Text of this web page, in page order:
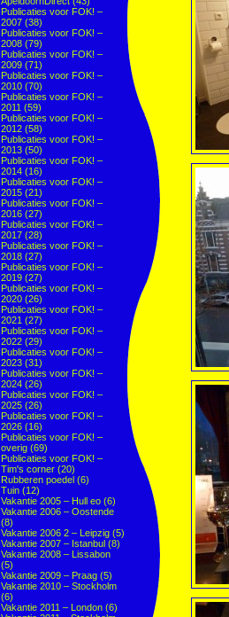
Publicaties voor FOK! –
2007 (38)
Publicaties voor FOK! –
2008 (79)
Publicaties voor FOK! –
2009 (71)
Publicaties voor FOK! –
2010 (70)
Publicaties voor FOK! –
2011 (59)
Publicaties voor FOK! –
2012 (58)
Publicaties voor FOK! –
2013 (50)
Publicaties voor FOK! –
2014 (16)
Publicaties voor FOK! –
2015 (21)
Publicaties voor FOK! –
2016 (27)
Publicaties voor FOK! –
2017 (28)
Publicaties voor FOK! –
2018 (27)
Publicaties voor FOK! –
2019 (27)
Publicaties voor FOK! –
2020 (26)
Publicaties voor FOK! –
2021 (27)
Publicaties voor FOK! –
2022 (29)
Publicaties voor FOK! –
2023 (31)
Publicaties voor FOK! –
2024 (26)
Publicaties voor FOK! –
2025 (26)
Publicaties voor FOK! –
2026 (16)
Publicaties voor FOK! –
overig (69)
Publicaties voor FOK! –
Tim's corner (20)
Rubberen poedel (6)
Tuin (12)
Vakantie 2005 – Hull eo (6)
Vakantie 2006 – Oostende
(8)
Vakantie 2006 2 – Leipzig (5)
Vakantie 2007 – Istanbul (8)
Vakantie 2008 – Lissabon
(5)
Vakantie 2009 – Praag (5)
Vakantie 2010 – Stockholm
(6)
Vakantie 2011 – London (6)